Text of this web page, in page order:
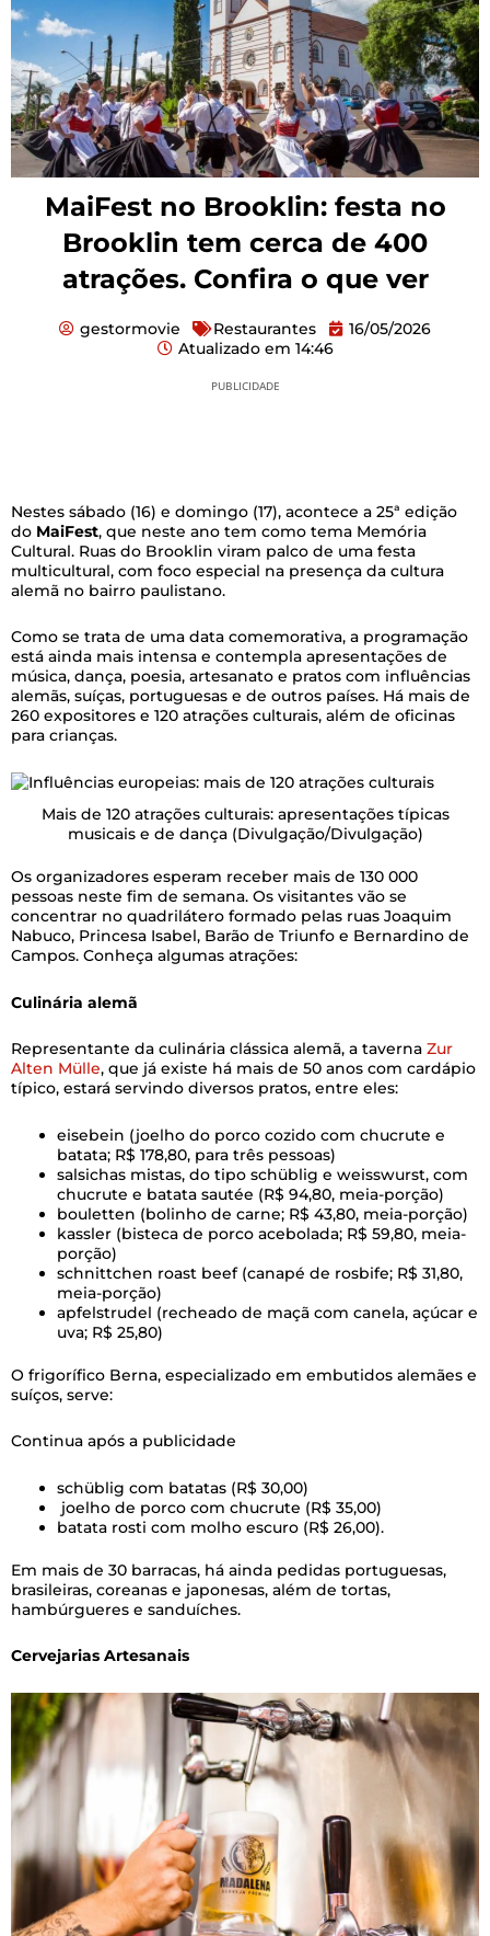
MaiFest no Brooklin: festa no
Brooklin tem cerca de 400
atrações. Confira o que ver
gestormovie Restaurantes
16/05/2026
Atualizado em 14:46
PUBLICIDADE
Nestes sábado (16) e domingo (17), acontece a 25ª edição
do MaiFest, que neste ano tem como tema Memória
Cultural. Ruas do Brooklin viram palco de uma festa
multicultural, com foco especial na presença da cultura
alemã no bairro paulistano.
Como se trata de uma data comemorativa, a programação
está ainda mais intensa e contempla apresentações de
música, dança, poesia, artesanato e pratos com influências
alemãs, suíças, portuguesas e de outros países. Há mais de
260 expositores e 120 atrações culturais, além de oficinas
para crianças.
Mais de 120 atrações culturais: apresentações típicas
musicais e de dança (Divulgação/Divulgação)
Os organizadores esperam receber mais de 130 000
pessoas neste fim de semana. Os visitantes vão se
concentrar no quadrilátero formado pelas ruas Joaquim
Nabuco, Princesa Isabel, Barão de Triunfo e Bernardino de
Campos. Conheça algumas atrações:
Culinária alemã
Representante da culinária clássica alemã, a taverna Zur
Alten Mülle, que já existe há mais de 50 anos com cardápio
típico, estará servindo diversos pratos, entre eles:
eisebein (joelho do porco cozido com chucrute e
batata; R$ 178,80, para três pessoas)
salsichas mistas, do tipo schüblig e weisswurst, com
chucrute e batata sautée (R$ 94,80, meia-porção)
bouletten (bolinho de carne; R$ 43,80, meia-porção)
kassler (bisteca de porco acebolada; R$ 59,80, meia-
porção)
schnittchen roast beef (canapé de rosbife; R$ 31,80,
meia-porção)
apfelstrudel (recheado de maçã com canela, açúcar e
uva; R$ 25,80)
O frigorífico Berna, especializado em embutidos alemães e
suíços, serve:
Continua após a publicidade
schüblig com batatas (R$ 30,00)
joelho de porco com chucrute (R$ 35,00)
batata rosti com molho escuro (R$ 26,00).
Em mais de 30 barracas, há ainda pedidas portuguesas,
brasileiras, coreanas e japonesas, além de tortas,
hambúrgueres e sanduíches.
Cervejarias Artesanais